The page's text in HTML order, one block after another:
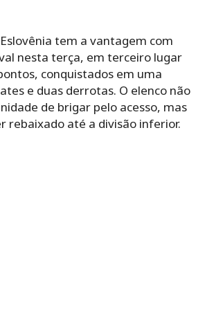
tem a vantagem com
nesta terça, em terceiro lugar
conquistados em uma
e duas derrotas. O elenco não
de brigar pelo acesso, mas
rebaixado até a divisão inferior.